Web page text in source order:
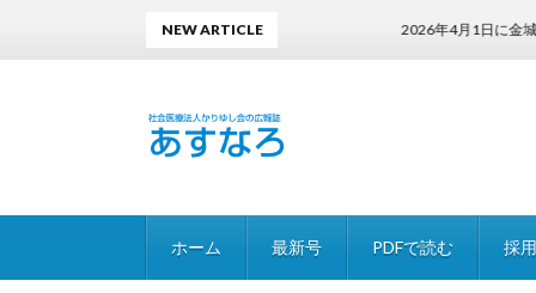
ホーム 最新号 PDFで読む 採
NEW ARTICLE 2026年4月1日に金城 興次郎医